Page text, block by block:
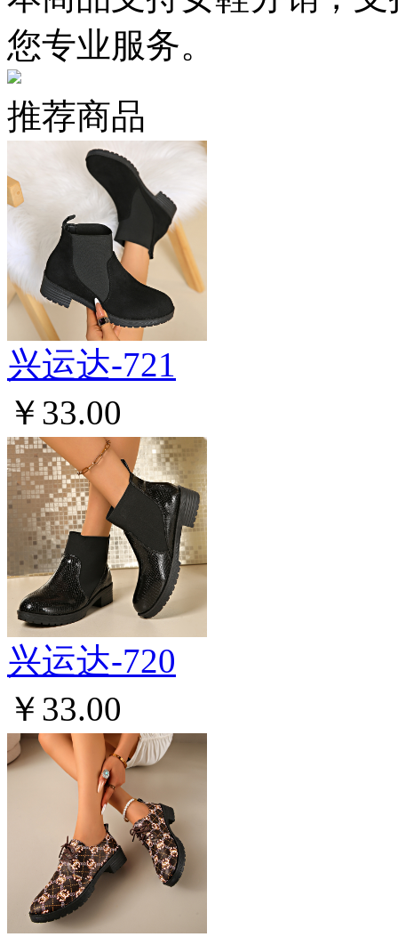
您专业服务。
推荐商品
兴运达-721
￥33.00
兴运达-720
￥33.00